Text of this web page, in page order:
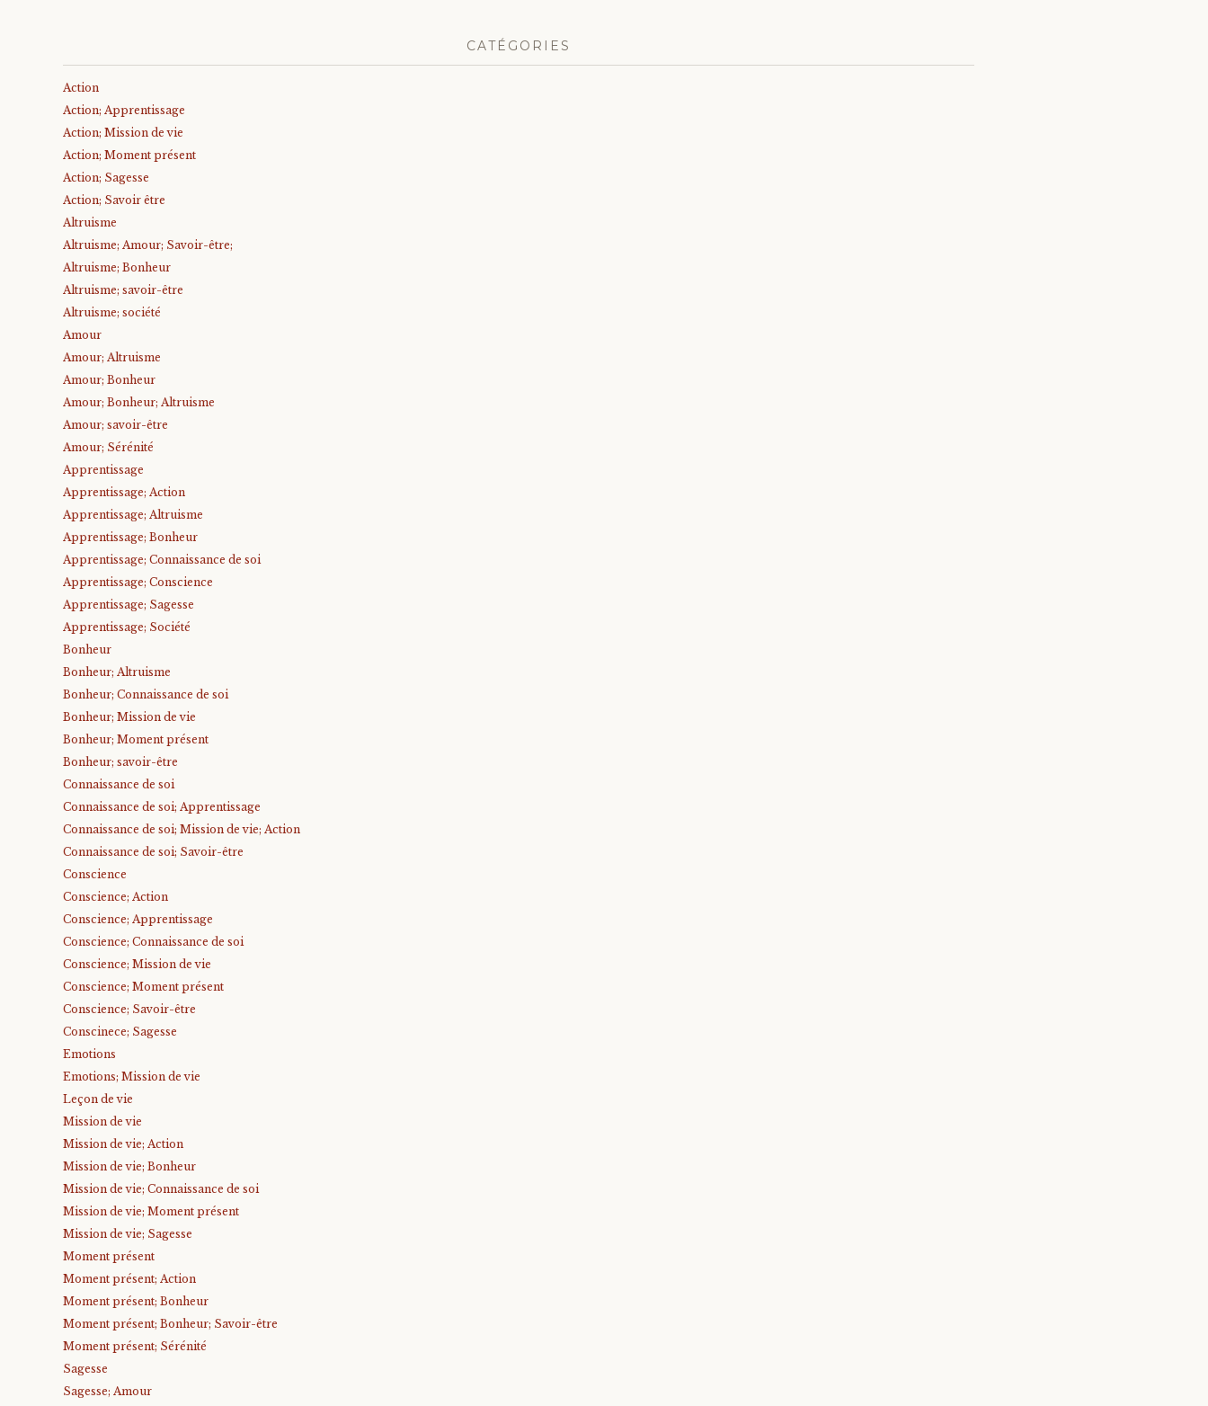
CATÉGORIES
Action
Action; Apprentissage
Action; Mission de vie
Action; Moment présent
Action; Sagesse
Action; Savoir être
Altruisme
Altruisme; Amour; Savoir-être;
Altruisme; Bonheur
Altruisme; savoir-être
Altruisme; société
Amour
Amour; Altruisme
Amour; Bonheur
Amour; Bonheur; Altruisme
Amour; savoir-être
Amour; Sérénité
Apprentissage
Apprentissage; Action
Apprentissage; Altruisme
Apprentissage; Bonheur
Apprentissage; Connaissance de soi
Apprentissage; Conscience
Apprentissage; Sagesse
Apprentissage; Société
Bonheur
Bonheur; Altruisme
Bonheur; Connaissance de soi
Bonheur; Mission de vie
Bonheur; Moment présent
Bonheur; savoir-être
Connaissance de soi
Connaissance de soi; Apprentissage
Connaissance de soi; Mission de vie; Action
Connaissance de soi; Savoir-être
Conscience
Conscience; Action
Conscience; Apprentissage
Conscience; Connaissance de soi
Conscience; Mission de vie
Conscience; Moment présent
Conscience; Savoir-être
Conscinece; Sagesse
Emotions
Emotions; Mission de vie
Leçon de vie
Mission de vie
Mission de vie; Action
Mission de vie; Bonheur
Mission de vie; Connaissance de soi
Mission de vie; Moment présent
Mission de vie; Sagesse
Moment présent
Moment présent; Action
Moment présent; Bonheur
Moment présent; Bonheur; Savoir-être
Moment présent; Sérénité
Sagesse
Sagesse; Amour